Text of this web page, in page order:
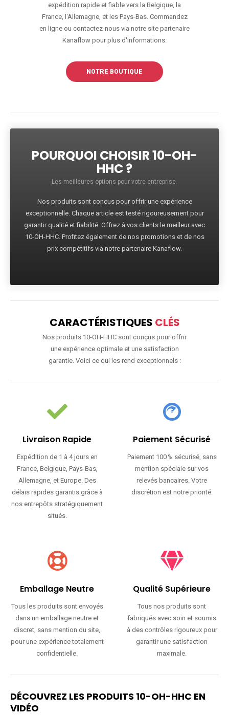
expédition rapide et fiable vers la Belgique, la
France, l'Allemagne, et les Pays-Bas. Commandez
en ligne ou contactez-nous via notre site partenaire
Kanaflow pour plus d'informations.
NOTRE BOUTIQUE
POURQUOI CHOISIR 10-OH-
HHC ?
Les meilleures options pour votre entreprise.
Nos produits sont conçus pour offrir une expérience
exceptionnelle. Chaque article est testé rigoureusement pour
garantir qualité et fiabilité. Offrez à vos clients le meilleur avec
10-OH-HHC. Profitez également de nos promotions et de nos
prix compétitifs via notre partenaire Kanaflow.
CARACTÉRISTIQUES CLÉS
Nos produits 10-OH-HHC sont conçus pour offrir
une expérience optimale et une satisfaction
garantie. Voici ce qui les rend exceptionnels :
Livraison Rapide
Expédition de 1 à 4 jours en
France, Belgique, Pays-Bas,
Allemagne, et Europe. Des
délais rapides garantis grâce à
nos entrepôts stratégiquement
situés.
Paiement Sécurisé
Paiement 100 % sécurisé, sans
mention spéciale sur vos
relevés bancaires. Votre
discrétion est notre priorité.
Emballage Neutre
Tous les produits sont envoyés
dans un emballage neutre et
discret, sans mention du site,
pour une expérience totalement
confidentielle.
Qualité Supérieure
Tous nos produits sont
fabriqués avec soin et soumis
à des contrôles rigoureux pour
garantir une satisfaction
maximale.
DÉCOUVREZ LES PRODUITS 10-OH-HHC EN
VIDÉO